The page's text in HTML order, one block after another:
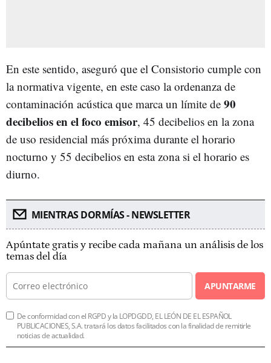
En este sentido, aseguró que el Consistorio cumple con
la normativa vigente, en este caso la ordenanza de
contaminación acústica que marca un límite de 90
decibelios en el foco emisor, 45 decibelios en la zona
de uso residencial más próxima durante el horario
nocturno y 55 decibelios en esta zona si el horario es
diurno.
MIENTRAS DORMÍAS - NEWSLETTER
Apúntate gratis y recibe cada mañana un análisis de los
temas del día
APUNTARME
De conformidad con el RGPD y la LOPDGDD, EL LEÓN DE EL ESPAÑOL
PUBLICACIONES, S.A. tratará los datos facilitados con la finalidad de remitirle
noticias de actualidad.